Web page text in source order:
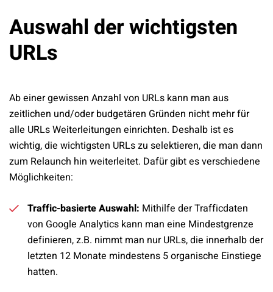
Auswahl der wichtigsten
URLs
Ab einer gewissen Anzahl von URLs kann man aus
zeitlichen und/oder budgetären Gründen nicht mehr für
alle URLs Weiterleitungen einrichten. Deshalb ist es
wichtig, die wichtigsten URLs zu selektieren, die man dann
zum Relaunch hin weiterleitet. Dafür gibt es verschiedene
Möglichkeiten:
Traffic-basierte Auswahl: Mithilfe der Trafficdaten
von Google Analytics kann man eine Mindestgrenze
definieren, z.B. nimmt man nur URLs, die innerhalb der
letzten 12 Monate mindestens 5 organische Einstiege
hatten.